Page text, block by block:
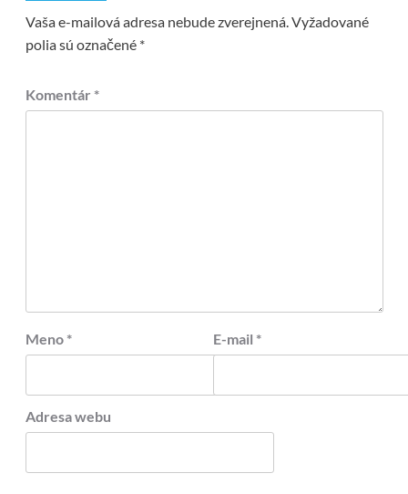
Vaša e-mailová adresa nebude zverejnená. Vyžadované
polia sú označené *
Komentár *
Meno * E-mail *
Adresa webu